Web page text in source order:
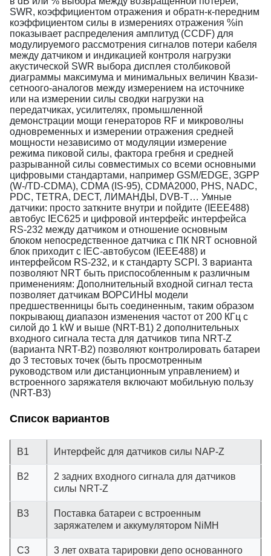
SWR, коэффициентом отражения и обратн-к-передним
коэффициентом силы в измерениях отражения %in
показывает распределения амплитуд (CCDF) для
модулируемого рассмотрения сигналов потери кабеля
между датчиком и индикацией контроля нагрузки
акустической SWR выбора дисплея столбиковой
диаграммы максимума и минимальных величин Квази-
сетноого-аналогов между измерением на источнике
или на измерении силы сводки нагрузки на
передатчиках, усилителях, промышленной
демонстрации мощи генераторов RF и микроволны
одновременных и измерении отражения средней
мощности независимо от модуляции измерение
режима пиковой силы, фактора гребня и средней
разрыванной силы совместимых со всеми основными
цифровыми стандартами, например GSM/EDGE, 3GPP
(W-/TD-CDMA), CDMA (IS-95), CDMA2000, PHS, NADC,
PDC, TETRA, DECT, ЛИМАНДЫ, DVB-T… Умные
датчики: просто заткните внутри и пойдите (IEEE488)
автобус IEC625 и цифровой интерфейс интерфейса
RS-232 между датчиком и отношение основным
блоком непосредственное датчика с ПК NRT основной
блок приходит с IEC-автобусом (IEEE488) и
интерфейсом RS-232, и к стандарту SCPI. 3 варианта
позволяют NRT быть приспособленным к различным
применениям: Дополнительный входной сигнал теста
позволяет датчикам ВОРСИНЫ модели
предшественницы быть соединенным, таким образом
покрывающ диапазон изменения частот от 200 КГц с
силой до 1 kW и выше (NRT-B1) 2 дополнительных
входного сигнала теста для датчиков типа NRT-Z
(варианта NRT-B2) позволяют контролировать батареи
до 3 тестовых точек (быть просмотренным
руководством или дистанционным управлением) и
встроенного заряжателя включают мобильную пользу
(NRT-B3)
Список вариантов
B1 Интерфейс для датчиков силы NAP-Z
B2
2 задних входного сигнала для датчиков
силы NRT-Z
B3
Поставка батареи с встроенным
заряжателем и аккумулятором NiMH
C3
3 лет охвата тарировки депо основанного